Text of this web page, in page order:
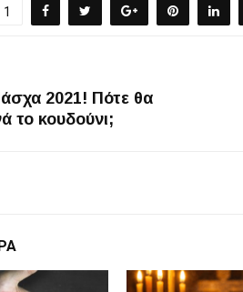
1
2021! Πότε θα
το κουδούνι;